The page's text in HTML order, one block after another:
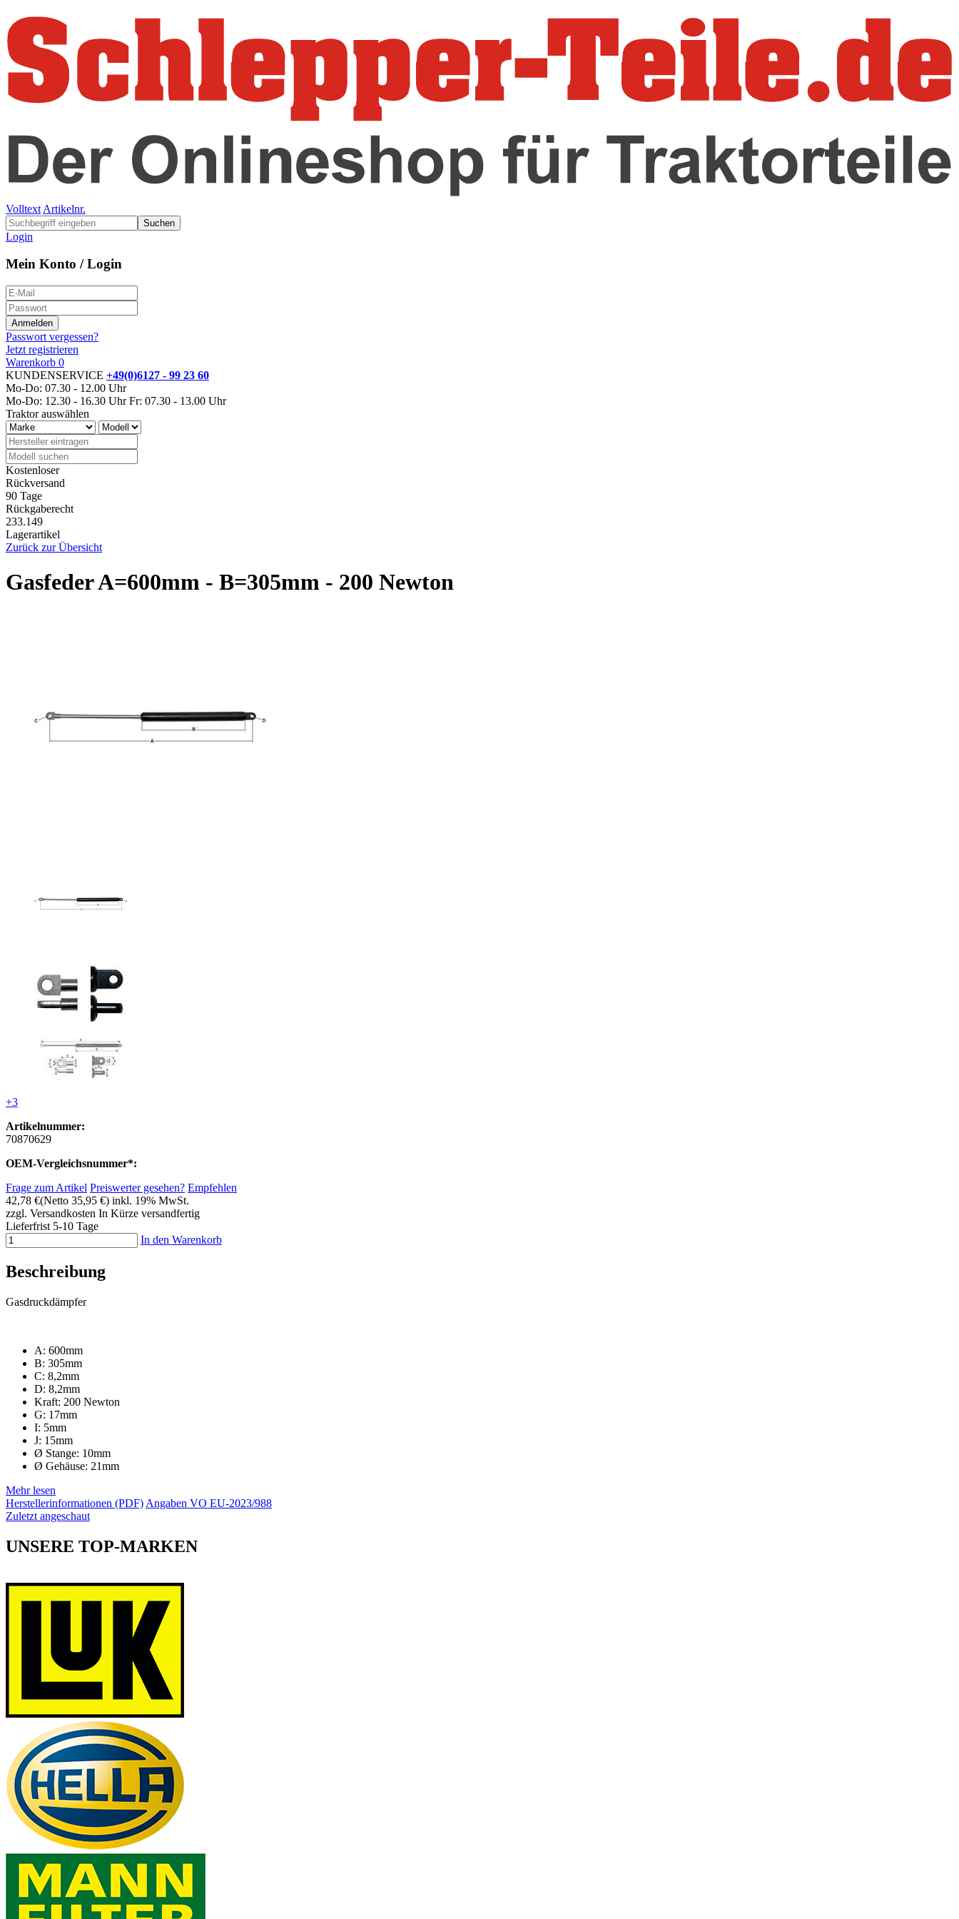
Volltext Artikelnr.
Suchen
Login
Mein Konto / Login
Passwort vergessen?
Jetzt registrieren
Warenkorb 0
KUNDENSERVICE +49(0)6127 - 99 23 60
Mo-Do: 07.30 - 12.00 Uhr
Mo-Do: 12.30 - 16.30 Uhr Fr: 07.30 - 13.00 Uhr
Traktor auswählen
Kostenloser
Rückversand
90 Tage
Rückgaberecht
233.149
Lagerartikel
Zurück zur Übersicht
Gasfeder A=600mm - B=305mm - 200 Newton
+3
Artikelnummer:
70870629
OEM-Vergleichsnummer*:
Frage zum Artikel Preiswerter gesehen? Empfehlen
42,78 €(Netto 35,95 €) inkl. 19% MwSt.
zzgl. Versandkosten In Kürze versandfertig
Lieferfrist 5-10 Tage
In den Warenkorb
Beschreibung
Gasdruckdämpfer
A: 600mm
B: 305mm
C: 8,2mm
D: 8,2mm
Kraft: 200 Newton
G: 17mm
I: 5mm
J: 15mm
Ø Stange: 10mm
Ø Gehäuse: 21mm
Mehr lesen
Herstellerinformationen (PDF) Angaben VO EU-2023/988
Zuletzt angeschaut
UNSERE TOP-MARKEN